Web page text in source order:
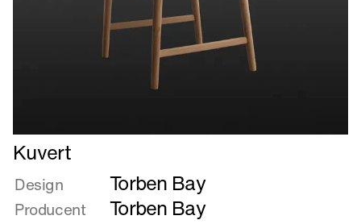
Læs
mere
om
Kuvert
Kuvert
Design Torben Bay
Producent Torben Bay